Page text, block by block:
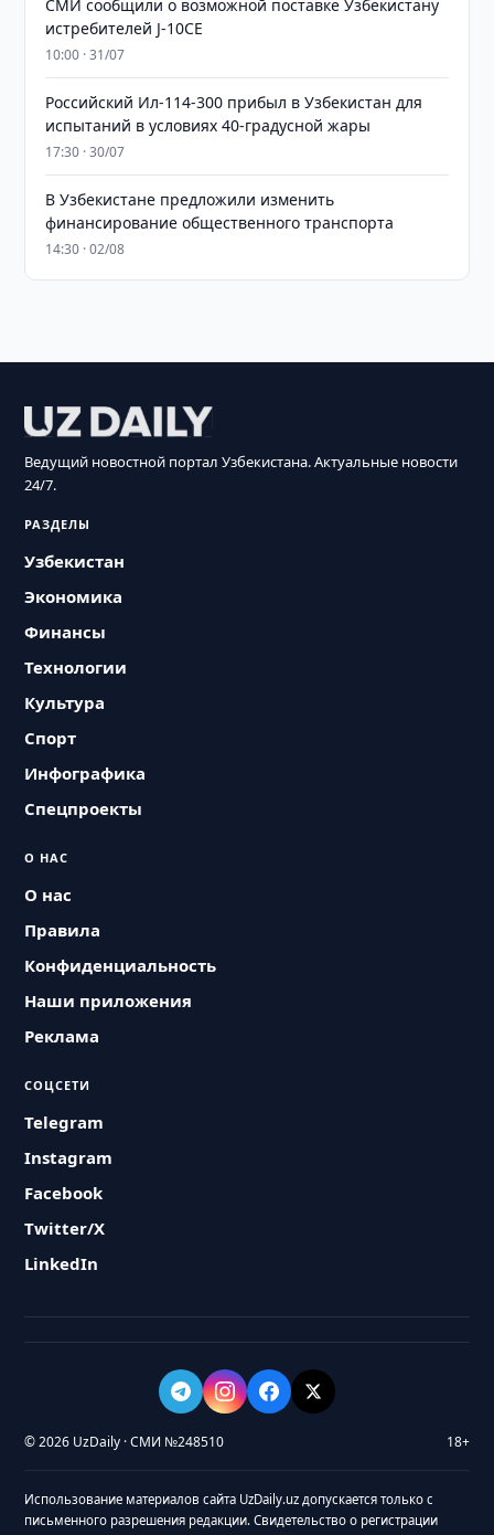
СМИ сообщили о возможной поставке Узбекистану
истребителей J-10CE
10:00 · 31/07
Российский Ил-114-300 прибыл в Узбекистан для
испытаний в условиях 40-градусной жары
17:30 · 30/07
В Узбекистане предложили изменить
финансирование общественного транспорта
14:30 · 02/08
Ведущий новостной портал Узбекистана. Актуальные новости
24/7.
РАЗДЕЛЫ
Узбекистан
Экономика
Финансы
Технологии
Культура
Спорт
Инфографика
Спецпроекты
О НАС
О нас
Правила
Конфиденциальность
Наши приложения
Реклама
СОЦСЕТИ
Telegram
Instagram
Facebook
Twitter/X
LinkedIn
© 2026 UzDaily · СМИ №248510 18+
Использование материалов сайта UzDaily.uz допускается только с
письменного разрешения редакции. Свидетельство о регистрации